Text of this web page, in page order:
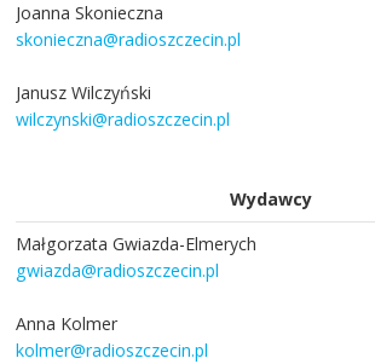
Joanna Skonieczna
skonieczna@radioszczecin.pl
Janusz Wilczyński
wilczynski@radioszczecin.pl
Wydawcy
Małgorzata Gwiazda-Elmerych
gwiazda@radioszczecin.pl
Anna Kolmer
kolmer@radioszczecin.pl